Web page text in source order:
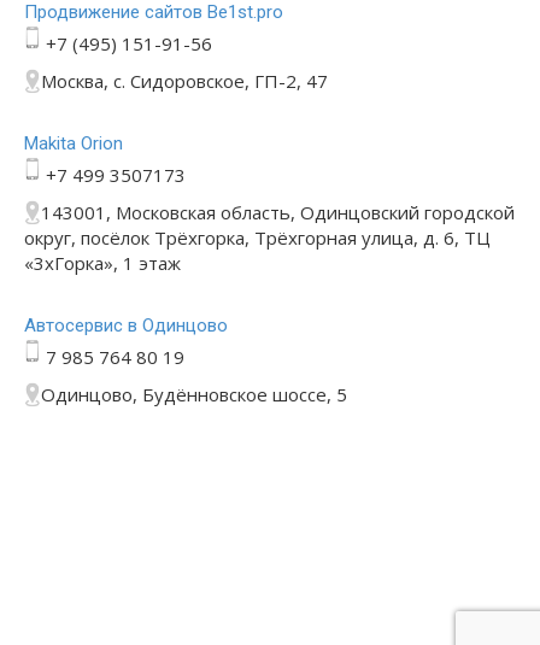
Продвижение сайтов Be1st.pro
+7 (495) 151-91-56
Москва, с. Сидоровское, ГП-2, 47
Makita Orion
+7 499 3507173
143001, Московская область, Одинцовский городской
округ, посёлок Трёхгорка, Трёхгорная улица, д. 6, ТЦ
«3хГорка», 1 этаж
Автосервис в Одинцово
7 985 764 80 19
Одинцово, Будённовское шоссе, 5